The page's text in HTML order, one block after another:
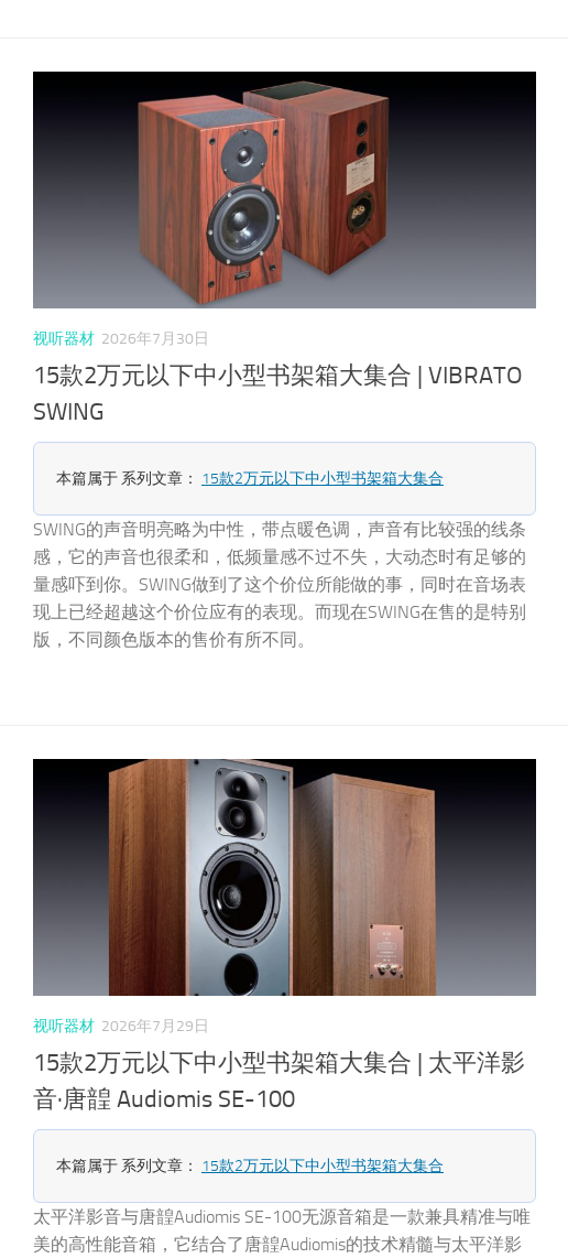
视听器材 2026年7月30日
15款2万元以下中小型书架箱大集合 | VIBRATO
SWING
本篇属于 系列文章： 15款2万元以下中小型书架箱大集合
SWING的声音明亮略为中性，带点暖色调，声音有比较强的线条
感，它的声音也很柔和，低频量感不过不失，大动态时有足够的
量感吓到你。SWING做到了这个价位所能做的事，同时在音场表
现上已经超越这个价位应有的表现。而现在SWING在售的是特别
版，不同颜色版本的售价有所不同。
视听器材 2026年7月29日
15款2万元以下中小型书架箱大集合 | 太平洋影
音·唐韹 Audiomis SE-100
本篇属于 系列文章： 15款2万元以下中小型书架箱大集合
太平洋影音与唐韹Audiomis SE-100无源音箱是一款兼具精准与唯
美的高性能音箱，它结合了唐韹Audiomis的技术精髓与太平洋影